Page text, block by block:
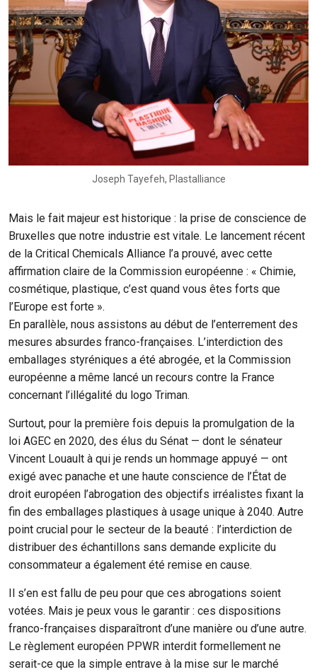
Joseph Tayefeh, Plastalliance
Mais le fait majeur est historique : la prise de conscience de
Bruxelles que notre industrie est vitale. Le lancement récent
de la Critical Chemicals Alliance l’a prouvé, avec cette
affirmation claire de la Commission européenne : « Chimie,
cosmétique, plastique, c’est quand vous êtes forts que
l’Europe est forte ».
En parallèle, nous assistons au début de l’enterrement des
mesures absurdes franco-françaises. L’interdiction des
emballages styréniques a été abrogée, et la Commission
européenne a même lancé un recours contre la France
concernant l’illégalité du logo Triman.
Surtout, pour la première fois depuis la promulgation de la
loi AGEC en 2020, des élus du Sénat — dont le sénateur
Vincent Louault à qui je rends un hommage appuyé — ont
exigé avec panache et une haute conscience de l’État de
droit européen l’abrogation des objectifs irréalistes fixant la
fin des emballages plastiques à usage unique à 2040. Autre
point crucial pour le secteur de la beauté : l’interdiction de
distribuer des échantillons sans demande explicite du
consommateur a également été remise en cause.
Il s’en est fallu de peu pour que ces abrogations soient
votées. Mais je peux vous le garantir : ces dispositions
franco-françaises disparaîtront d’une manière ou d’une autre.
Le règlement européen PPWR interdit formellement ne
serait-ce que la simple entrave à la mise sur le marché